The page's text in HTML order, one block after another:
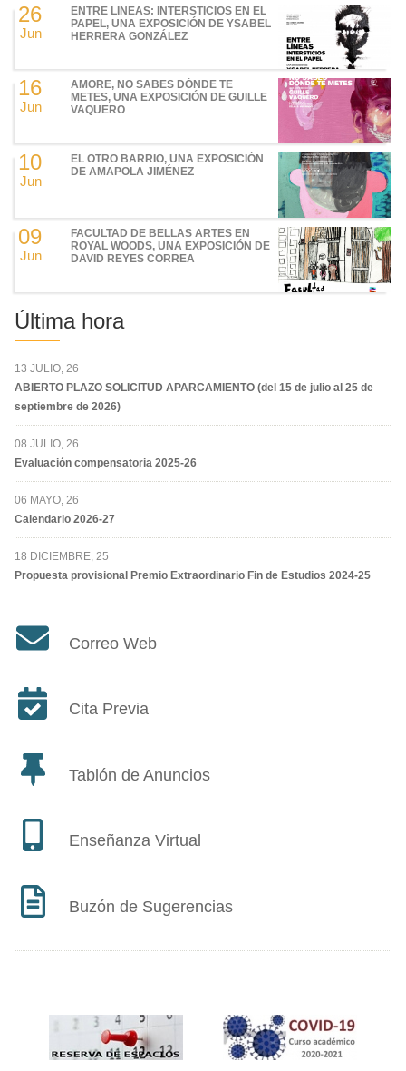
26
Jun
ENTRE LÍNEAS: INTERSTICIOS EN EL
PAPEL, UNA EXPOSICIÓN DE YSABEL
HERRERA GONZÁLEZ
16
Jun
AMORE, NO SABES DÓNDE TE
METES, UNA EXPOSICIÓN DE GUILLE
VAQUERO
10
Jun
EL OTRO BARRIO, UNA EXPOSICIÓN
DE AMAPOLA JIMÉNEZ
09
Jun
FACULTAD DE BELLAS ARTES EN
ROYAL WOODS, UNA EXPOSICIÓN DE
DAVID REYES CORREA
Última hora
13 JULIO, 26
ABIERTO PLAZO SOLICITUD APARCAMIENTO (del 15 de julio al 25 de
septiembre de 2026)
08 JULIO, 26
Evaluación compensatoria 2025-26
06 MAYO, 26
Calendario 2026-27
18 DICIEMBRE, 25
Propuesta provisional Premio Extraordinario Fin de Estudios 2024-25
Correo Web
Cita Previa
Tablón de Anuncios
Enseñanza Virtual
Buzón de Sugerencias